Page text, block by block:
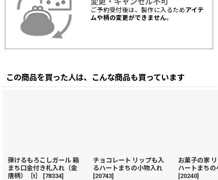
ご予約受付後は、製作に入るため アイテ
ムや柄の変更ができません。
この商品を買った人は、こんな商品も買っています
弾けるもろこしガール 箱
まち口金付き札入れ（金
唐柄）［t］
[78334]
チョコレート リップも入
るハートまちの小物入れ
[20743]
お菓子の家
ハートまちの
[20240]